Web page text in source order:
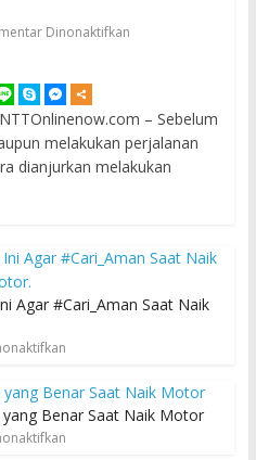
Dinonaktifkan
– Sebelum
melakukan perjalanan
dianjurkan melakukan
Agar #Cari_Aman Saat Naik
Benar Saat Naik Motor